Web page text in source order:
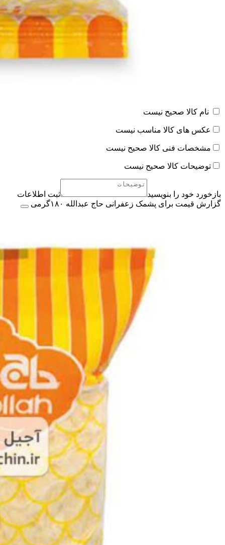
نام کالا صحیح نیست
عکس های کالا مناسب نیست
مشخصات فنی کالا صحیح نیست
توضیحات کالا صحیح نیست
بازخورد خود را بنویسید
ثبت اطلاعات
گزارش قیمت برای پشمک زعفرانی حاج عبدالله ۱۸۰گرمی